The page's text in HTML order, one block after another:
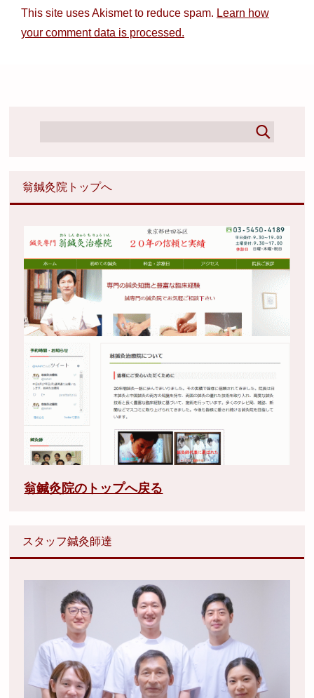
This site uses Akismet to reduce spam. Learn how
your comment data is processed.
翁鍼灸院トップへ
翁鍼灸院のトップへ戻る
スタッフ鍼灸師達